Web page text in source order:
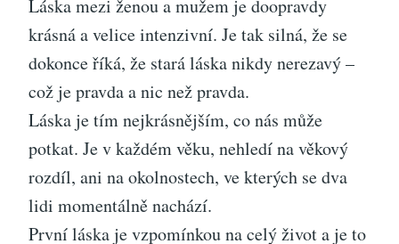
Láska mezi ženou a mužem je doopravdy
krásná a velice intenzivní. Je tak silná, že se
dokonce říká, že stará láska nikdy nerezavý –
což je pravda a nic než pravda.
Láska je tím nejkrásnějším, co nás může
potkat. Je v každém věku, nehledí na věkový
rozdíl, ani na okolnostech, ve kterých se dva
lidi momentálně nachází.
První láska je vzpomínkou na celý život a je to